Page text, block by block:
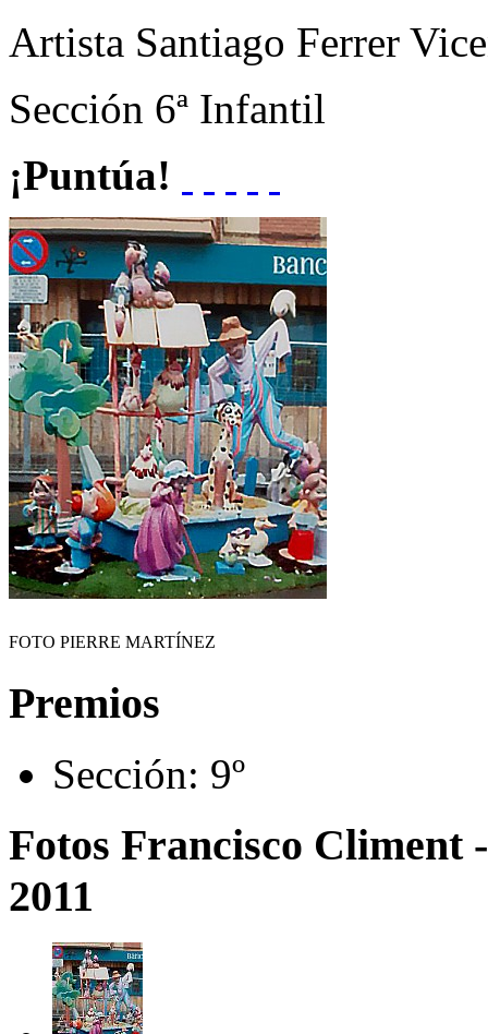
Artista Santiago Ferrer
Sección 6ª Infantil
¡Puntúa!
FOTO PIERRE MARTÍNEZ
Premios
Sección: 9º
Fotos Francisco
2011